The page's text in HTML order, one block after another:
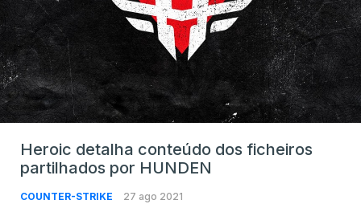
Heroic detalha conteúdo dos ficheiros
partilhados por HUNDEN
COUNTER-STRIKE 27 ago 2021